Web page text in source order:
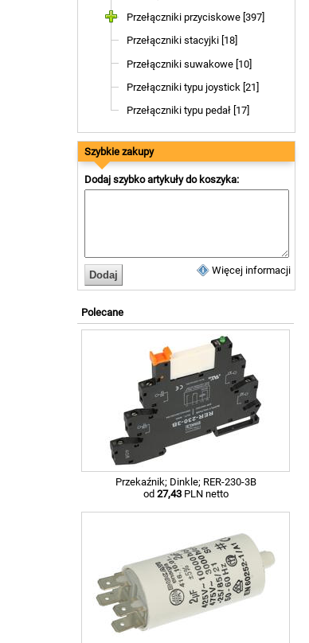
Przełączniki przyciskowe [397]
Przełączniki stacyjki [18]
Przełączniki suwakowe [10]
Przełączniki typu joystick [21]
Przełączniki typu pedał [17]
Szybkie zakupy
Dodaj szybko artykuły do koszyka:
Więcej informacji
Polecane
Przekaźnik; Dinkle; RER-230-3B
od 27,43PLN netto